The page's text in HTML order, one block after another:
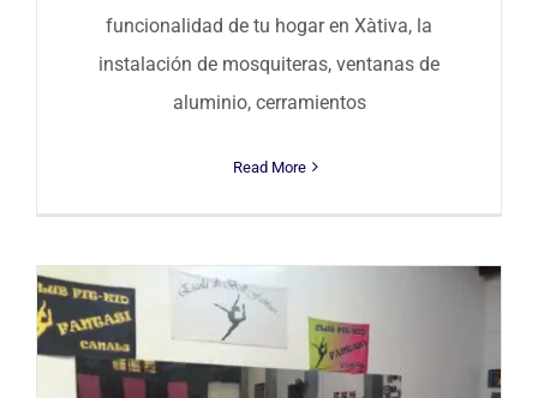
funcionalidad de tu hogar en Xàtiva, la
instalación de mosquiteras, ventanas de
aluminio, cerramientos
Read More